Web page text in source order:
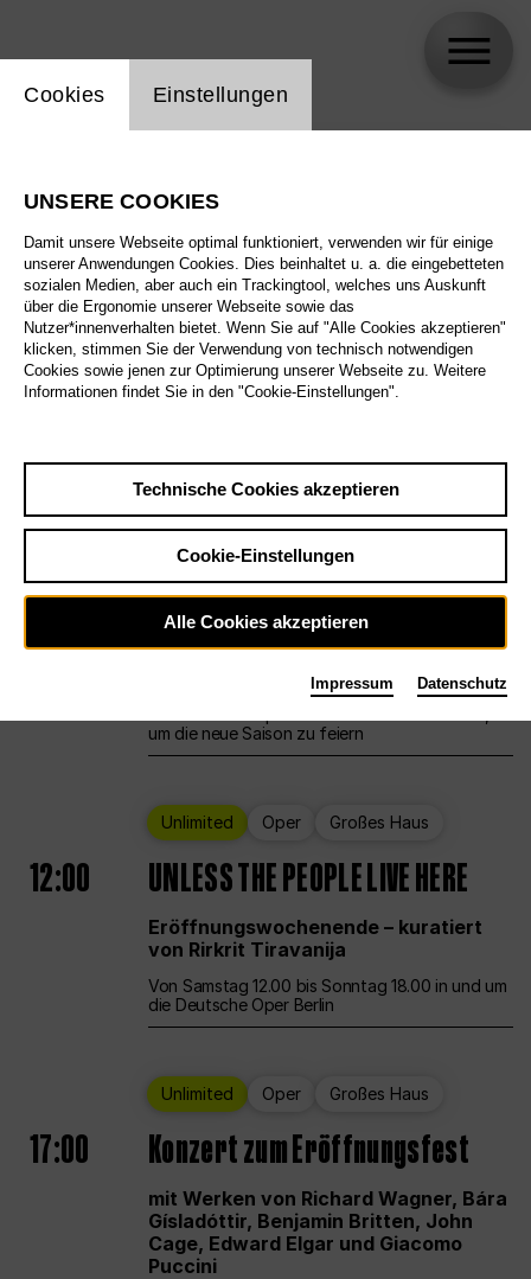
Alle Sparten
Alle Spielstätten
Alle Merkmale
Sa29.8.
Großes Haus
12:00 Eröffnungswochenende
um die neue Saison zu feiern
Unlimited Oper Großes Haus
12:00 UNLESS THE PEOPLE LIVE HERE
Eröffnungswochenende – kuratiert
von Rirkrit Tiravanija
Von Samstag 12.00 bis Sonntag 18.00 in und um
die Deutsche Oper Berlin
Unlimited Oper Großes Haus
17:00 Konzert zum Eröffnungsfest
mit Werken von Richard Wagner, Bára
Gísladóttir, Benjamin Britten, John
Cage, Edward Elgar und Giacomo
Puccini
Einstellung Website Cookie
Cookies Einstellungen
UNSERE COOKIES
Damit unsere Webseite optimal funktioniert, verwenden wir für einige
unserer Anwendungen Cookies. Dies beinhaltet u. a. die eingebetteten
sozialen Medien, aber auch ein Trackingtool, welches uns Auskunft
über die Ergonomie unserer Webseite sowie das
Nutzer*innenverhalten bietet. Wenn Sie auf "Alle Cookies akzeptieren"
klicken, stimmen Sie der Verwendung von technisch notwendigen
Cookies sowie jenen zur Optimierung unserer Webseite zu. Weitere
Informationen findet Sie in den "Cookie-Einstellungen".
Technische Cookies akzeptieren
Cookie-Einstellungen
Alle Cookies akzeptieren
Impressum Datenschutz